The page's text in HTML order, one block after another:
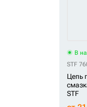
В
STF
Цепь
STF